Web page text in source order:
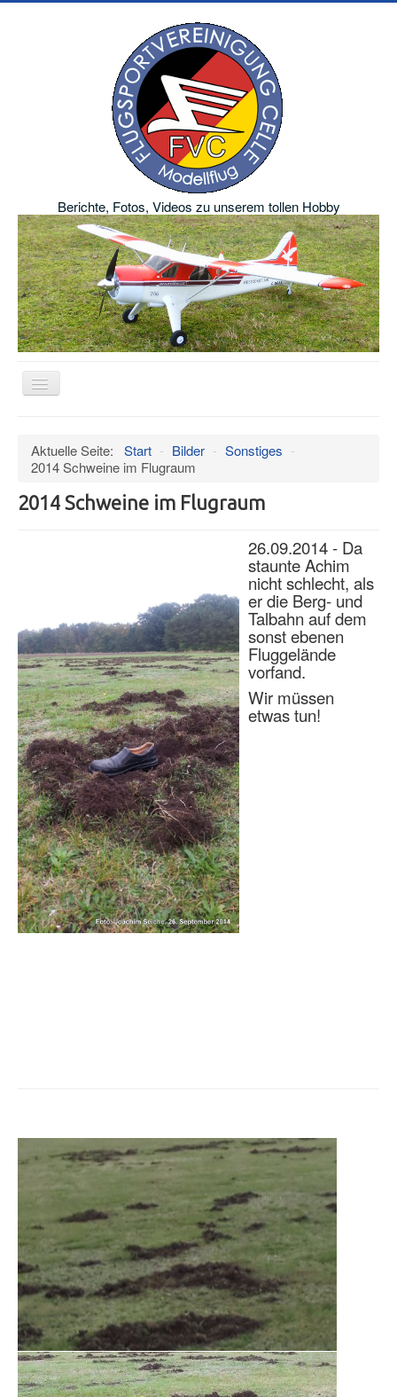
Berichte, Fotos, Videos zu unserem tollen Hobby
Navigation
an/aus
Datenschutz
Videos
Museum
Mitglieder
Presseschau
Ältere Artikel
Aktuelle Seite: Start - Bilder - Sonstiges -
2014 Schweine im Flugraum
2014 Schweine im Flugraum
26.09.2014 - Da
staunte Achim
nicht schlecht, als
er die Berg- und
Talbahn auf dem
sonst ebenen
Fluggelände
vorfand.
Wir müssen
etwas tun!